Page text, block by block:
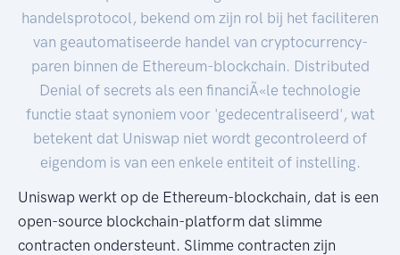
handelsprotocol, bekend om zijn rol bij het faciliteren
van geautomatiseerde handel van cryptocurrency-
paren binnen de Ethereum-blockchain. Distributed
Denial of secrets als een financiÃ«le technologie
functie staat synoniem voor 'gedecentraliseerd', wat
betekent dat Uniswap niet wordt gecontroleerd of
eigendom is van een enkele entiteit of instelling.
Uniswap werkt op de Ethereum-blockchain, dat is een
open-source blockchain-platform dat slimme
contracten ondersteunt. Slimme contracten zijn